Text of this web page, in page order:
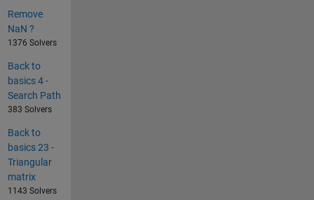
Remove
NaN ?
1376 Solvers
Back to
basics 4 -
Search Path
383 Solvers
Back to
basics 23 -
Triangular
matrix
1143 Solvers